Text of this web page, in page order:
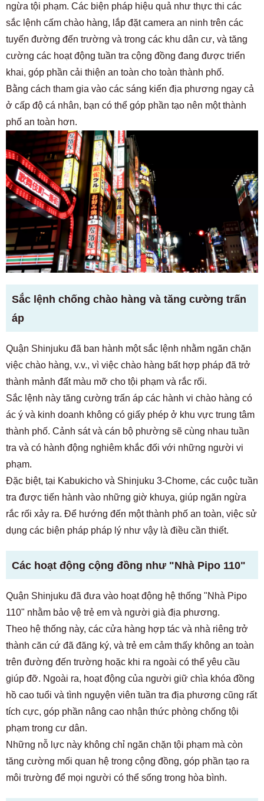
ngừa tội phạm. Các biện pháp hiệu quả như thực thi các
sắc lệnh cấm chào hàng, lắp đặt camera an ninh trên các
tuyến đường đến trường và trong các khu dân cư, và tăng
cường các hoạt động tuần tra cộng đồng đang được triển
khai, góp phần cải thiện an toàn cho toàn thành phố.
Bằng cách tham gia vào các sáng kiến ​​địa phương ngay cả
ở cấp độ cá nhân, bạn có thể góp phần tạo nên một thành
phố an toàn hơn.
Sắc lệnh chống chào hàng và tăng cường trấn
áp
Quận Shinjuku đã ban hành một sắc lệnh nhằm ngăn chặn
việc chào hàng, v.v., vì việc chào hàng bất hợp pháp đã trở
thành mảnh đất màu mỡ cho tội phạm và rắc rối.
Sắc lệnh này tăng cường trấn áp các hành vi chào hàng có
ác ý và kinh doanh không có giấy phép ở khu vực trung tâm
thành phố. Cảnh sát và cán bộ phường sẽ cùng nhau tuần
tra và có hành động nghiêm khắc đối với những người vi
phạm.
Đặc biệt, tại Kabukicho và Shinjuku 3-Chome, các cuộc tuần
tra được tiến hành vào những giờ khuya, giúp ngăn ngừa
rắc rối xảy ra. Để hướng đến một thành phố an toàn, việc sử
dụng các biện pháp pháp lý như vậy là điều cần thiết.
Các hoạt động cộng đồng như "Nhà Pipo 110"
Quận Shinjuku đã đưa vào hoạt động hệ thống "Nhà Pipo
110" nhằm bảo vệ trẻ em và người già địa phương.
Theo hệ thống này, các cửa hàng hợp tác và nhà riêng trở
thành căn cứ đã đăng ký, và trẻ em cảm thấy không an toàn
trên đường đến trường hoặc khi ra ngoài có thể yêu cầu
giúp đỡ. Ngoài ra, hoạt động của người giữ chìa khóa đồng
hồ cao tuổi và tình nguyện viên tuần tra địa phương cũng rất
tích cực, góp phần nâng cao nhận thức phòng chống tội
phạm trong cư dân.
Những nỗ lực này không chỉ ngăn chặn tội phạm mà còn
tăng cường mối quan hệ trong cộng đồng, góp phần tạo ra
môi trường để mọi người có thể sống trong hòa bình.